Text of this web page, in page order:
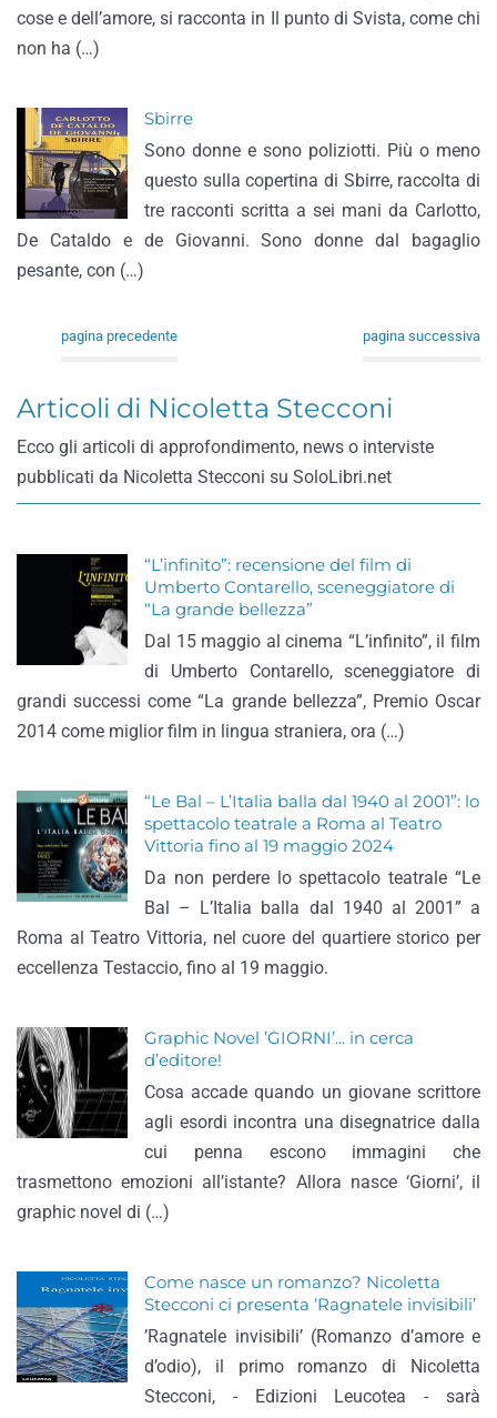
cose e dell’amore, si racconta in Il punto di Svista, come chi
non ha (…)
Sbirre
Sono donne e sono poliziotti. Più o meno
questo sulla copertina di Sbirre, raccolta di
tre racconti scritta a sei mani da Carlotto,
De Cataldo e de Giovanni. Sono donne dal bagaglio
pesante, con (…)
pagina precedente pagina successiva
Articoli di Nicoletta Stecconi
Ecco gli articoli di approfondimento, news o interviste
pubblicati da Nicoletta Stecconi su SoloLibri.net
“L’infinito”: recensione del film di
Umberto Contarello, sceneggiatore di
“La grande bellezza”
Dal 15 maggio al cinema “L’infinito”, il film
di Umberto Contarello, sceneggiatore di
grandi successi come “La grande bellezza”, Premio Oscar
2014 come miglior film in lingua straniera, ora (…)
“Le Bal – L’Italia balla dal 1940 al 2001”: lo
spettacolo teatrale a Roma al Teatro
Vittoria fino al 19 maggio 2024
Da non perdere lo spettacolo teatrale “Le
Bal – L’Italia balla dal 1940 al 2001” a
Roma al Teatro Vittoria, nel cuore del quartiere storico per
eccellenza Testaccio, fino al 19 maggio.
Graphic Novel ’GIORNI’... in cerca
d’editore!
Cosa accade quando un giovane scrittore
agli esordi incontra una disegnatrice dalla
cui penna escono immagini che
trasmettono emozioni all’istante? Allora nasce ‘Giorni’, il
graphic novel di (…)
Come nasce un romanzo? Nicoletta
Stecconi ci presenta ‘Ragnatele invisibili’
’Ragnatele invisibili’ (Romanzo d’amore e
d’odio), il primo romanzo di Nicoletta
Stecconi, - Edizioni Leucotea - sarà